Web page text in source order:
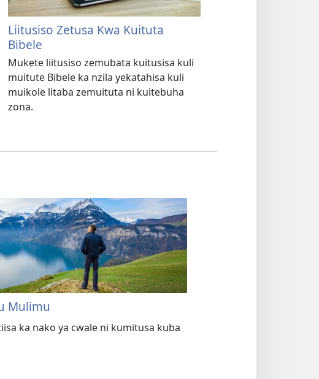
Liitusiso Zetusa Kwa Kuituta
Bibele
Mukete liitusiso zemubata kuitusisa kuli
muitute Bibele ka nzila yekatahisa kuli
muikole litaba zemuituta ni kuitebuha
zona.
Mulimu
ka nako ya cwale ni kumitusa kuba